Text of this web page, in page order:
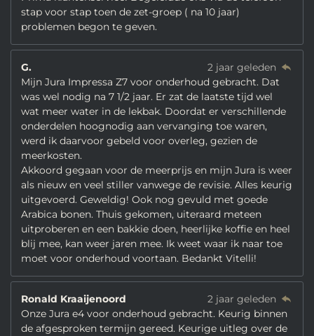
stap voor stap toen de zet-groep ( na 10 jaar)
problemen begon te geven.
G.
2 jaar geleden
Mijn Jura Impressa Z7 voor onderhoud gebracht. Dat
was wel nodig na 7 1/2 jaar. Er zat de laatste tijd wel
wat meer water in de lekbak. Doordat er verschillende
onderdelen hoognodig aan vervanging toe waren,
werd ik daarvoor gebeld voor overleg, gezien de
meerkosten.
Akkoord gegaan voor de meerprijs en mijn Jura is weer
als nieuw en veel stiller vanwege de revisie. Alles keurig
uitgevoerd. Geweldig! Ook nog gevuld met goede
Arabica bonen. Thuis gekomen, uiteraard meteen
uitproberen en een bakkie doen, heerlijke koffie en heel
blij mee, kan weer jaren mee. Ik weet waar ik naar toe
moet voor onderhoud voortaan. Bedankt Vitelli!
Ronald Kraaijenoord
2 jaar geleden
Onze Jura e4 voor onderhoud gebracht. Keurig binnen
de afgesproken termijn gereed. Keurige uitleg over de